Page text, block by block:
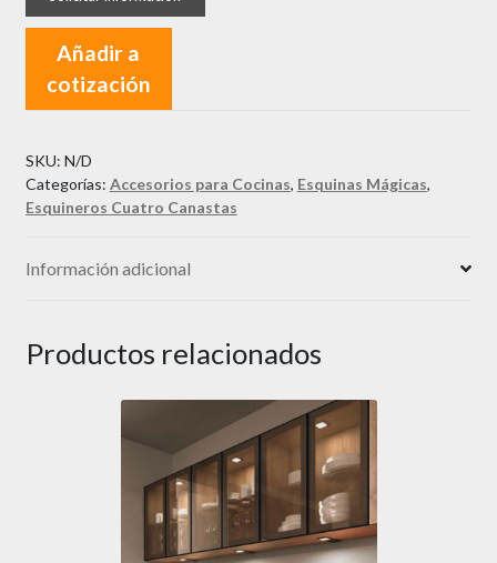
DTC
Vidrio
cantidad
Añadir a
cotización
SKU: N/D
Categorías: Accesorios para Cocinas, Esquinas Mágicas,
Esquineros Cuatro Canastas
Información adicional
Productos relacionados